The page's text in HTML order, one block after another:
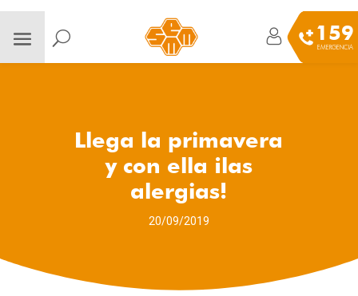
159
EMERGENCIA
Llega la primavera
y con ella ¡las
alergias!
20/09/2019